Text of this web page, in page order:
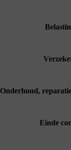
Onderhoud,
Einde